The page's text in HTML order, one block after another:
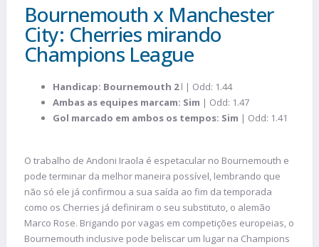
Bournemouth x Manchester
City: Cherries mirando
Champions League
Handicap: Bournemouth 2l | Odd: 1.44
Ambas as equipes marcam: Sim | Odd: 1.47
Gol marcado em ambos os tempos: Sim | Odd: 1.41
O trabalho de Andoni Iraola é espetacular no Bournemouth e
pode terminar da melhor maneira possível, lembrando que
não só ele já confirmou a sua saída ao fim da temporada
como os Cherries já definiram o seu substituto, o alemão
Marco Rose. Brigando por vagas em competições europeias, o
Bournemouth inclusive pode beliscar um lugar na Champions